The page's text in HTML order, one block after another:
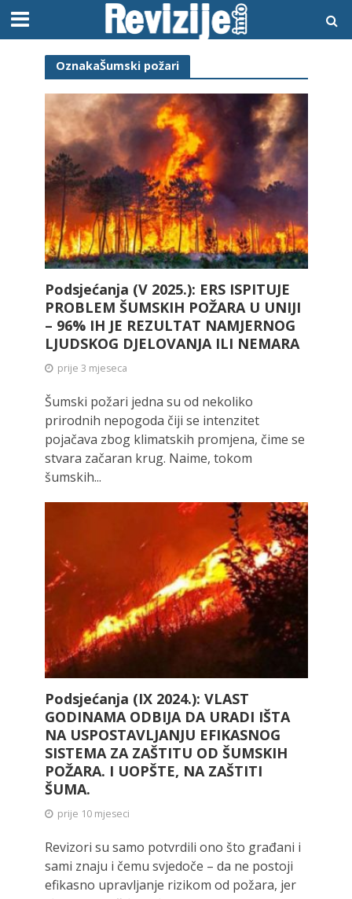
OznakaŠumski požari
Podsjećanja (V 2025.): ERS ISPITUJE
PROBLEM ŠUMSKIH POŽARA U UNIJI
– 96% IH JE REZULTAT NAMJERNOG
LJUDSKOG DJELOVANJA ILI NEMARA
prije 3 mjeseca
Šumski požari jedna su od nekoliko
prirodnih nepogoda čiji se intenzitet
pojačava zbog klimatskih promjena, čime se
stvara začaran krug. Naime, tokom
šumskih...
Podsjećanja (IX 2024.): VLAST
GODINAMA ODBIJA DA URADI IŠTA
NA USPOSTAVLJANJU EFIKASNOG
SISTEMA ZA ZAŠTITU OD ŠUMSKIH
POŽARA. I UOPŠTE, NA ZAŠTITI
ŠUMA.
prije 10 mjeseci
Revizori su samo potvrdili ono što građani i
sami znaju i čemu svjedoče – da ne postoji
efikasno upravljanje rizikom od požara, jer